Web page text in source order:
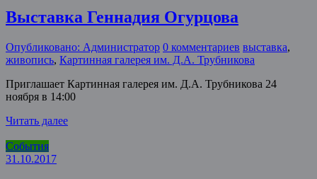
Выставка Геннадия Огурцова
Опубликовано: Администратор 0 комментариев выставка,
живопись, Картинная галерея им. Д.А. Трубникова
Приглашает Картинная галерея им. Д.А. Трубникова 24
ноября в 14:00
Читать далее
События
31.10.2017